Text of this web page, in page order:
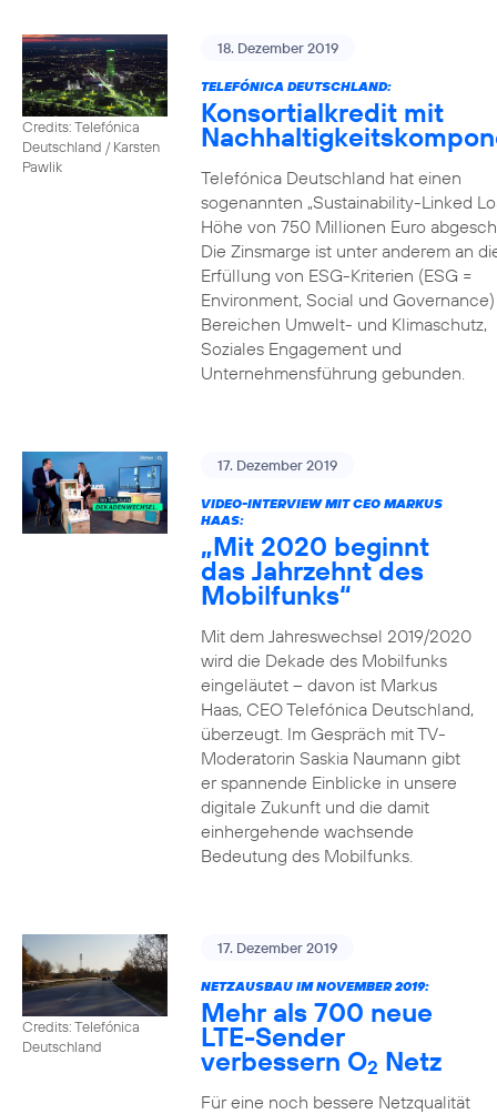
Credits: Telefónica
Deutschland / Karsten
Pawlik
18. Dezember 2019
TELEFÓNICA DEUTSCHLAND:
Konsortialkredit mit
Telefónica Deutschland hat einen
sogenannten „Sustainability-Linked
Höhe von 750 Millionen Euro
Die Zinsmarge ist unter anderem an
Erfüllung von ESG-Kriterien (ESG =
Environment, Social und
Bereichen Umwelt- und Klimaschutz,
Soziales Engagement und
Unternehmensführung gebunden.
17. Dezember 2019
VIDEO-INTERVIEW MIT CEO MARKUS
HAAS:
„Mit 2020 beginnt
das Jahrzehnt des
Mobilfunks“
Mit dem Jahreswechsel 2019/2020
wird die Dekade des Mobilfunks
eingeläutet – davon ist Markus
Haas, CEO Telefónica Deutschland,
überzeugt. Im Gespräch mit TV-
Moderatorin Saskia Naumann gibt
er spannende Einblicke in unsere
digitale Zukunft und die damit
einhergehende wachsende
Bedeutung des Mobilfunks.
Credits: Telefónica
Deutschland
17. Dezember 2019
NETZAUSBAU IM NOVEMBER 2019:
Mehr als 700 neue
LTE-Sender
verbessern O2 Netz
Für eine noch bessere Netzqualität